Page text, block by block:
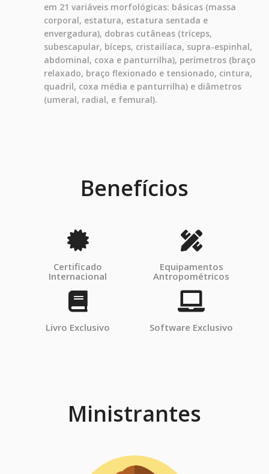
em 21 variáveis morfológicas: básicas (massa
corporal, estatura, estatura sentada e
envergadura), dobras cutâneas (tríceps,
subescapular, bíceps, cristailíaca, supra-espinhal,
abdominal, coxa e panturrilha), perímetros (braço
relaxado, braço flexionado e tensionado, cintura,
quadril, coxa média e panturrilha) e diâmetros
(umeral, radial, e femural).
Benefícios
Certificado
Internacional
Equipamentos
Antropométricos
Livro Exclusivo Software Exclusivo
Ministrantes